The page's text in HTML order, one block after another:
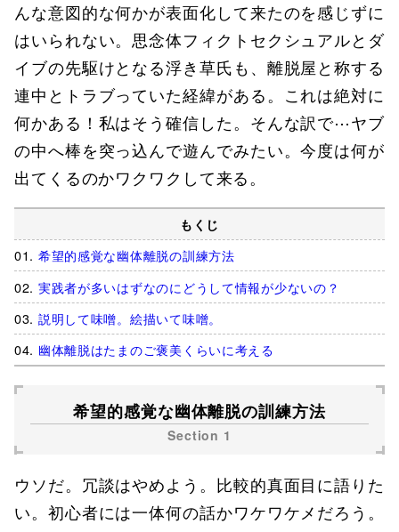
んな意図的な何かが表面化して来たのを感じずに
はいられない。思念体フィクトセクシュアルとダ
イブの先駆けとなる浮き草氏も、離脱屋と称する
連中とトラブっていた経緯がある。これは絶対に
何かある！私はそう確信した。そんな訳で⋯ヤブ
の中へ棒を突っ込んで遊んでみたい。今度は何が
出てくるのかワクワクして来る。
もくじ
希望的感覚な幽体離脱の訓練方法
実践者が多いはずなのにどうして情報が少ないの？
説明して味噌。絵描いて味噌。
幽体離脱はたまのご褒美くらいに考える
希望的感覚な幽体離脱の訓練方法
ウソだ。冗談はやめよう。比較的真面目に語りた
い。初心者には一体何の話かワケワケメだろう。